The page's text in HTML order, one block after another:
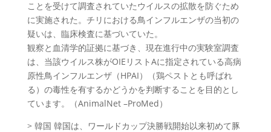
ことを受けて調査されていたウイルスの拡散を防ぐため
に実施された。チリにおける鳥インフルエンザの当初の
疑いは、臨床検査に基づいていた。
観察と血清学的証拠に基づき、現在進行中の実験室調査
は、当該ウイルス株がOIEリストAに指定されている高病
原性鳥インフルエンザ（HPAI）（鶏ペストとも呼ばれ
る）の毒性を有するかどうかを判断することを目的とし
ています。（AnimalNet –ProMed）
> 韓国 韓国は、ワールドカップ決勝戦開始以来初めて豚